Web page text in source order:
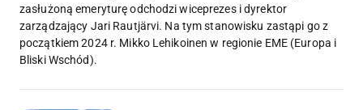
zasłużoną emeryturę odchodzi wiceprezes i dyrektor
zarządzający Jari Rautjärvi. Na tym stanowisku zastąpi go z
początkiem 2024 r. Mikko Lehikoinen w regionie EME (Europa i
Bliski Wschód).